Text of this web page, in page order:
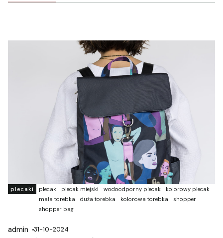
plecaki plecak plecak miejski wodoodporny plecak
kolorowy plecak
mała torebka
duża torebka kolorowa torebka
shopper
shopper bag
admin 31-10-2024